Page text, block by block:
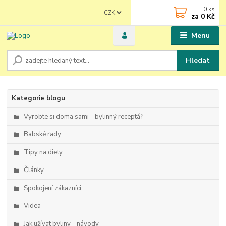
Menu
CZK
Hledat
0 ks
za 0 Kč
Kategorie blogu
Vyrobte si doma sami - bylinný receptář
Babské rady
Tipy na diety
Články
Spokojení zákazníci
Videa
Jak užívat byliny - návody